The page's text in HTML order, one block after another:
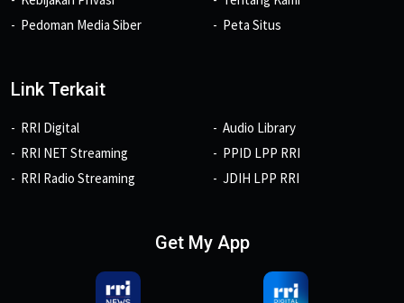
Pedoman Media Siber
Peta Situs
Link Terkait
RRI Digital
RRI NET Streaming
RRI Radio Streaming
Audio Library
PPID LPP RRI
JDIH LPP RRI
Get My App